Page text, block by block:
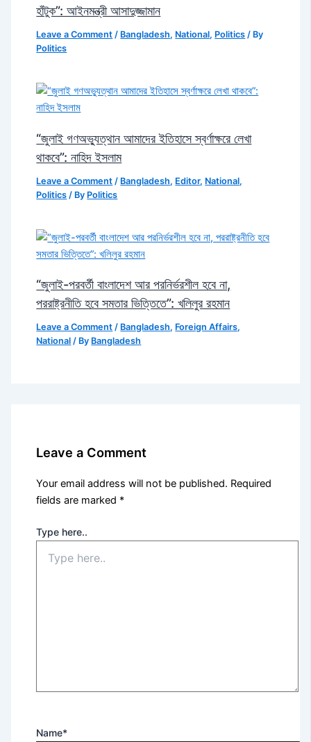
হাঁটুক”: আইনমন্ত্রী আসাদুজ্জামান
Leave a Comment / Bangladesh, National, Politics / By
Politics
“জুলাই গণঅভ্যুত্থান আমাদের ইতিহাসে স্বর্ণাক্ষরে লেখা
থাকবে”: নাহিদ ইসলাম
Leave a Comment / Bangladesh, Editor, National,
Politics / By Politics
“জুলাই-পরবর্তী বাংলাদেশ আর পরনির্ভরশীল হবে না,
পররাষ্ট্রনীতি হবে সমতার ভিত্তিতে”: খলিলুর রহমান
Leave a Comment / Bangladesh, Foreign Affairs,
National / By Bangladesh
Leave a Comment
Your email address will not be published. Required
fields are marked *
Type here..
Name*